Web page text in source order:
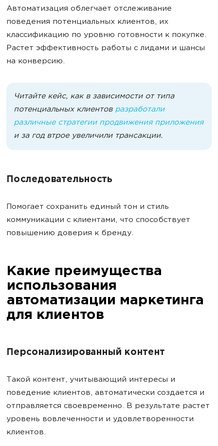
Автоматизация облегчает отслеживание
поведения потенциальных клиентов, их
классификацию по уровню готовности к покупке.
Растет эффективность работы с лидами и шансы
на конверсию.
Читайте кейс, как в зависимости от типа
потенциальных клиентов разработали
различные стратегии продвижения приложения
и за год втрое увеличили трансакции.
Последовательность
Помогает сохранить единый тон и стиль
коммуникации с клиентами, что способствует
повышению доверия к бренду.
Какие преимущества
использования
автоматизации маркетинга
для клиентов
Персонализированный контент
Такой контент, учитывающий интересы и
поведение клиентов, автоматически создается и
отправляется своевременно. В результате растет
уровень вовлеченности и удовлетворенности
клиентов.